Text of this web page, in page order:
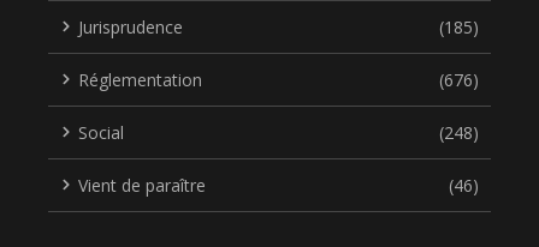
Jurisprudence (185)
Réglementation (676)
Social (248)
Vient de paraître (46)